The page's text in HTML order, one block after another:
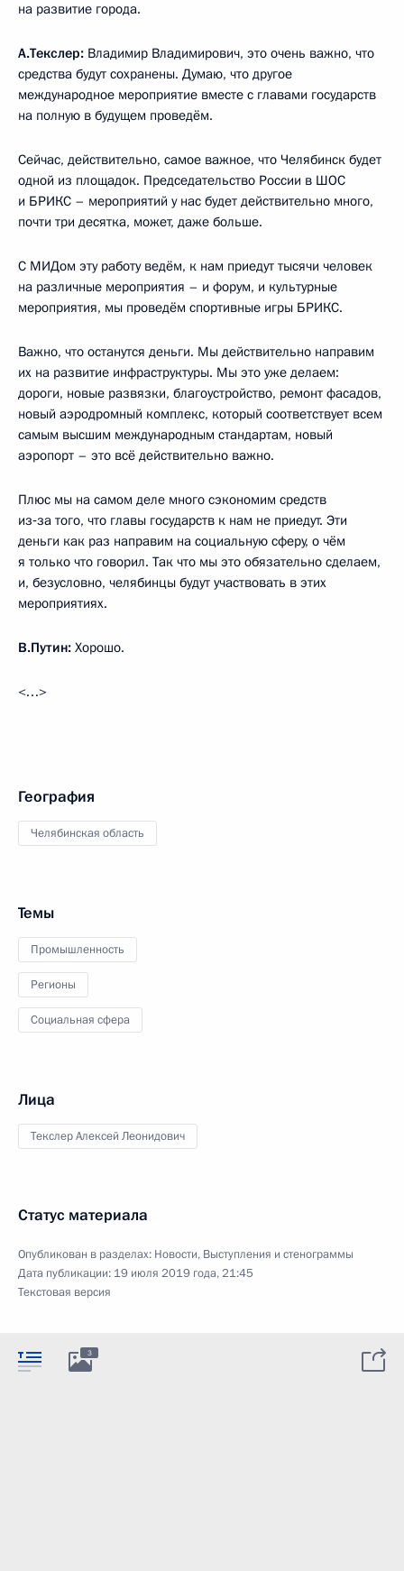
на развитие города.
А.Текслер: Владимир Владимирович, это очень важно, что
средства будут сохранены. Думаю, что другое
международное мероприятие вместе с главами государств
на полную в будущем проведём.
Сейчас, действительно, самое важное, что Челябинск будет
одной из площадок. Председательство России в ШОС
и БРИКС – мероприятий у нас будет действительно много,
почти три десятка, может, даже больше.
С МИДом эту работу ведём, к нам приедут тысячи человек
на различные мероприятия – и форум, и культурные
мероприятия, мы проведём спортивные игры БРИКС.
Важно, что останутся деньги. Мы действительно направим
их на развитие инфраструктуры. Мы это уже делаем:
дороги, новые развязки, благоустройство, ремонт фасадов,
новый аэродромный комплекс, который соответствует всем
самым высшим международным стандартам, новый
аэропорт – это всё действительно важно.
Плюс мы на самом деле много сэкономим средств
из‑за того, что главы государств к нам не приедут. Эти
деньги как раз направим на социальную сферу, о чём
я только что говорил. Так что мы это обязательно сделаем,
и, безусловно, челябинцы будут участвовать в этих
мероприятиях.
В.Путин: Хорошо.
<…>
География
Челябинская область
Темы
Промышленность
Регионы
Социальная сфера
Лица
Текслер Алексей Леонидович
Статус материала
Опубликован в разделах: Новости, Выступления и стенограммы
Дата публикации: 19 июля 2019 года, 21:45
Текстовая версия
3